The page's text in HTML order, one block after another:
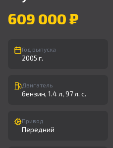
609 000 ₽
Год выпуска
2005 г.
Двигатель
бензин, 1.4 л, 97 л. с.
Привод
Передний